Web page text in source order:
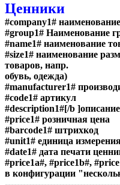
Ценники
#company1#
#group1# Наименование
#name1# наименование
#size1# наименование
товаров, напр.
обувь, одежда)
#manufacturer1#
#code1# артикул
#description1#[/b
#price1# розничная цена
#barcode1# штрихкод
#unit1# единица
#date1# дата печати
#price1a#, #price1b#,
в конфигурации